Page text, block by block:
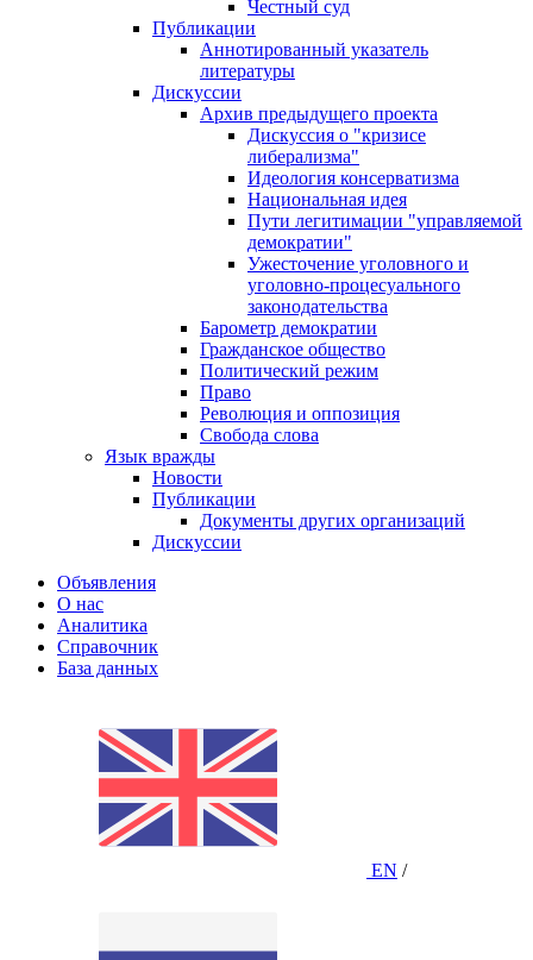
Честный суд
Публикации
Аннотированный указатель
литературы
Дискуссии
Архив предыдущего проекта
Дискуссия о "кризисе
либерализма"
Идеология консерватизма
Национальная идея
Пути легитимации "управляемой
демократии"
Ужесточение уголовного и
уголовно-процесуального
законодательства
Барометр демократии
Гражданское общество
Политический режим
Право
Революция и оппозиция
Свобода слова
Язык вражды
Новости
Публикации
Документы других организаций
Дискуссии
Объявления
О нас
Аналитика
Справочник
База данных
EN /